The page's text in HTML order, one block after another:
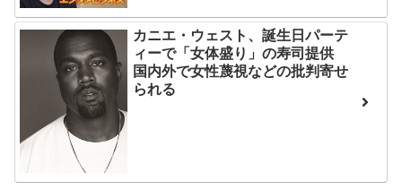
れた夫婦としての時間をひ
たすら愛し合う。
Powered by livedoor 相
から信じられない言葉が飛
び出した… 他
カニエ・ウェスト、誕生日パーテ
ィーで「女体盛り」の寿司提供
国内外で女性蔑視などの批判寄せ
られる